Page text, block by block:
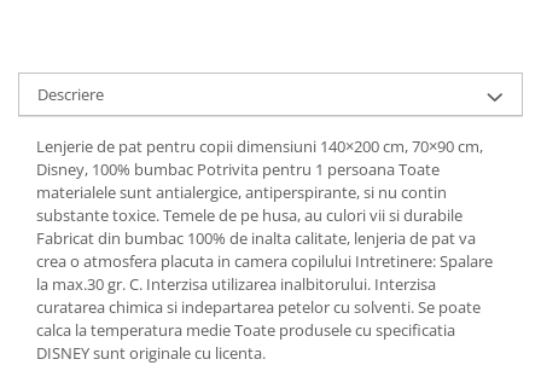
Martisoare
Descriere
Lenjerie de pat pentru copii dimensiuni 140×200 cm, 70×90 cm,
Disney, 100% bumbac Potrivita pentru 1 persoana Toate
materialele sunt antialergice, antiperspirante, si nu contin
substante toxice. Temele de pe husa, au culori vii si durabile
Fabricat din bumbac 100% de inalta calitate, lenjeria de pat va
crea o atmosfera placuta in camera copilului Intretinere: Spalare
la max.30 gr. C. Interzisa utilizarea inalbitorului. Interzisa
curatarea chimica si indepartarea petelor cu solventi. Se poate
calca la temperatura medie Toate produsele cu specificatia
DISNEY sunt originale cu licenta.